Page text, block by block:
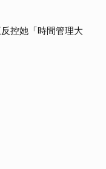
控她「時間管理大